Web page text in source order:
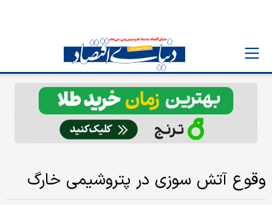
وقوع آتش سوزی در پتروشیمی خارگ